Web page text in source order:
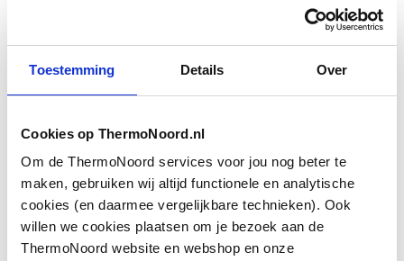
Toestemming Details Over
Cookies op ThermoNoord.nl
Om de ThermoNoord services voor jou nog beter te
maken, gebruiken wij altijd functionele en analytische
cookies (en daarmee vergelijkbare technieken). Ook
willen we cookies plaatsen om je bezoek aan de
ThermoNoord website en webshop en onze
Aansluiting 1 Persmof
Afgedopt
Bochthoek 90
Contourcode V
Toon meer